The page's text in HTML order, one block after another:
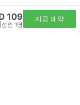
109
성인 1명
지금 예약